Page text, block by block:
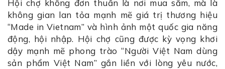
Hội chợ không đơn thuần là nơi mua sắm, mà là
không gian lan tỏa mạnh mẽ giá trị thương hiệu
“Made in Vietnam” và hình ảnh một quốc gia năng
động, hội nhập. Hội chợ cũng được kỳ vọng khơi
dậy mạnh mẽ phong trào “Người Việt Nam dùng
sản phẩm Việt Nam” gắn liền với lòng yêu nước,